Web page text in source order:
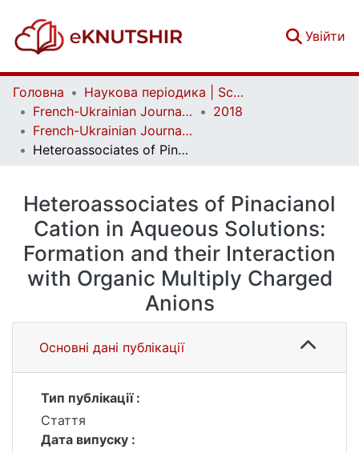
Увійти
Головна
Наукова періодика | Scientific periodicals
French-Ukrainian Journal of Chemistry
2018
French-Ukrainian Journal of Chemistry. Vol. 6 No. 1
Heteroassociates of Pinacianol Cation in Aqueous Solutions: Formation and their Interaction with Organic Multiply Charged Anions
Heteroassociates of Pinacianol
Cation in Aqueous Solutions:
Formation and their Interaction
with Organic Multiply Charged
Anions
Основні дані публікації
Тип публікації :
Стаття
Дата випуску :